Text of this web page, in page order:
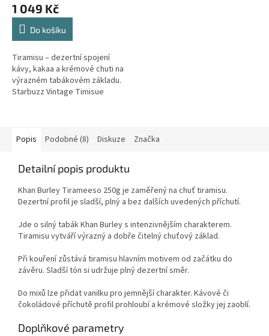
1 049 Kč
Do košíku
Tiramisu – dezertní spojení
kávy, kakaa a krémové chuti na
výrazném tabákovém základu.
Starbuzz Vintage Timisue
Popis
Podobné (8) Diskuze Značka
Detailní popis produktu
Khan Burley Tirameeso 250g je zaměřený na chuť tiramisu.
Dezertní profil je sladší, plný a bez dalších uvedených příchutí.
Jde o silný tabák Khan Burley s intenzivnějším charakterem.
Tiramisu vytváří výrazný a dobře čitelný chuťový základ.
Při kouření zůstává tiramisu hlavním motivem od začátku do
závěru. Sladší tón si udržuje plný dezertní směr.
Do mixů lze přidat vanilku pro jemnější charakter. Kávové či
čokoládové příchutě profil prohloubí a krémové složky jej zaoblí.
Doplňkové parametry